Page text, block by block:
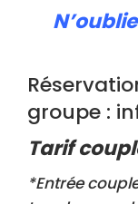
groupe :
Tarif
*Entrée